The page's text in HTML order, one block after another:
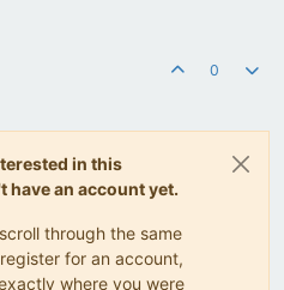
0
in this
an account yet.
through the same
for an account,
where you were